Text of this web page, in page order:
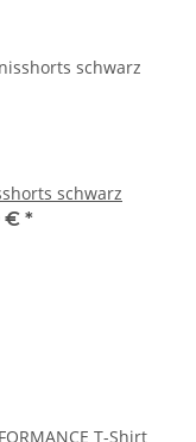
schwarz
€ *